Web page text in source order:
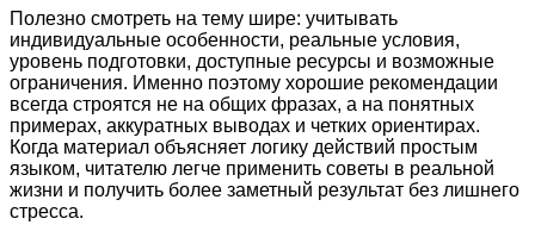
Полезно смотреть на тему шире: учитывать
индивидуальные особенности, реальные условия,
уровень подготовки, доступные ресурсы и возможные
ограничения. Именно поэтому хорошие рекомендации
всегда строятся не на общих фразах, а на понятных
примерах, аккуратных выводах и четких ориентирах.
Когда материал объясняет логику действий простым
языком, читателю легче применить советы в реальной
жизни и получить более заметный результат без лишнего
стресса.